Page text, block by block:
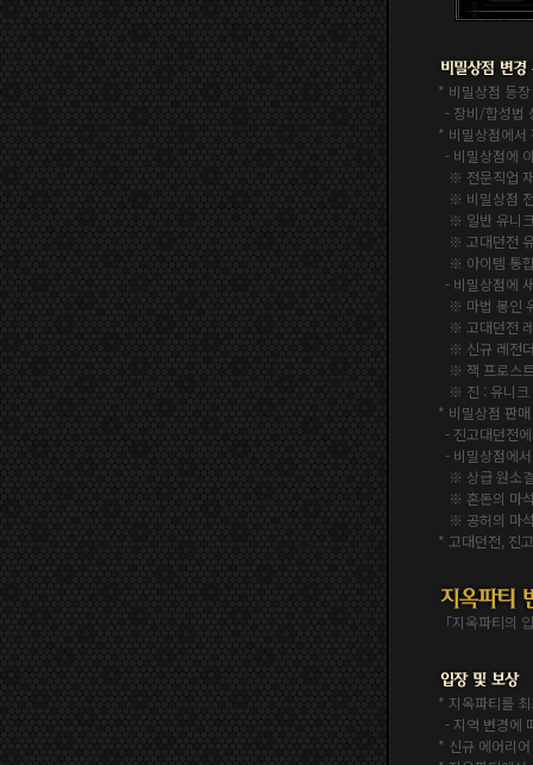
* 비밀상점 등
- 장비/합성법
* 비밀상점에서
- 비밀상점에
※ 전문직업
※ 비밀상점
※ 일반 유니
※ 고대던전
※ 아이템 통
- 비밀상점에
※ 마법 봉인
※ 고대던전
※ 신규 레전
※ 잭 프로스
※ 진 : 유니크
* 비밀상점 판
- 진고대던전
- 비밀상점에
※ 상급 원소
※ 혼돈의 마
※ 공허의 마
* 고대던전, 진
「지옥파티의
* 지옥파티를
-지역 변경에
* 신규 에어리